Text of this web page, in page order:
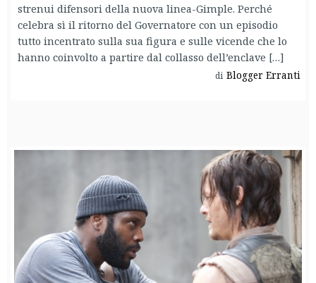
strenui difensori della nuova linea-Gimple. Perché
celebra sì il ritorno del Governatore con un episodio
tutto incentrato sulla sua figura e sulle vicende che lo
hanno coinvolto a partire dal collasso dell’enclave […]
di Blogger Erranti